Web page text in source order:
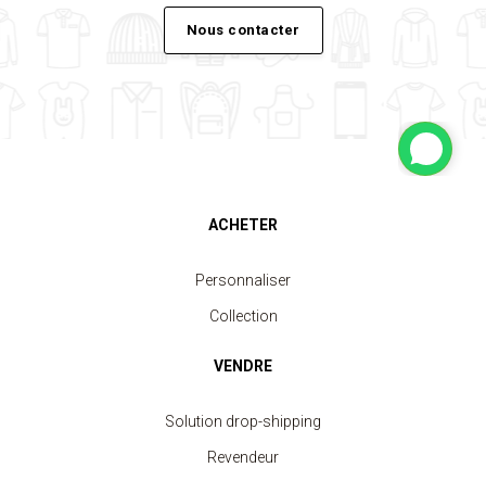
Nous contacter
ACHETER
Personnaliser
Collection
VENDRE
Solution drop-shipping
Revendeur